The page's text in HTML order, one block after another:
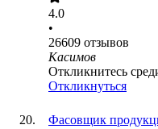
4.0
•
26609 отзывов
Касимов
Откликнитесь
Откликнуться
Фасовщик